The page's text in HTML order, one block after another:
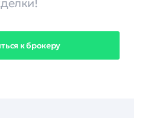
к брокеру